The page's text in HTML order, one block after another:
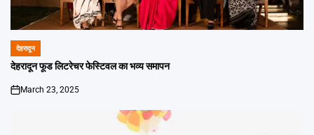
POSTED
IN
देहरादून
देहरादून फूड लिटरेचर फेस्टिवल का भव्य समापन
on
March 23, 2025